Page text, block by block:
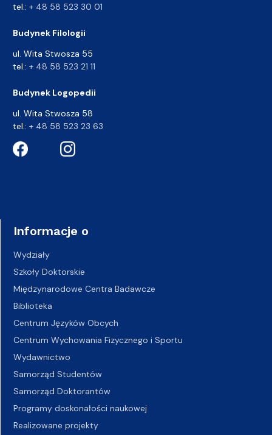
tel.: + 48 58 523 30 01
Budynek Filologii
ul. Wita Stwosza 55
tel.: + 48 58 523 21 11
Budynek Logopedii
ul. Wita Stwosza 58
tel.: + 48 58 523 23 63
Informacje o
Wydziały
Szkoły Doktorskie
Międzynarodowe Centra Badawcze
Biblioteka
Centrum Języków Obcych
Centrum Wychowania Fizycznego i Sportu
Wydawnictwo
Samorząd Studentów
Samorząd Doktorantów
Programy doskonałości naukowej
Realizowane projekty